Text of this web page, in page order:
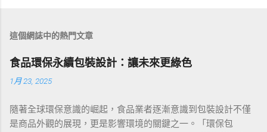
這個網誌中的熱門文章
食品環保永續包裝設計：讓未來更綠色
1月 23, 2025
隨著全球環保意識的崛起，食品業者逐漸意識到包裝設計不僅
是商品外觀的展現，更是影響環境的關鍵之一。「環保包